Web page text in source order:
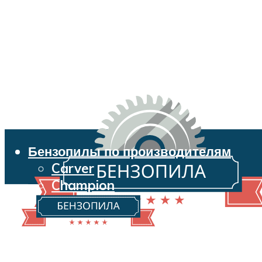
Бензопилы по производителям
Carver
Champion
Echo
Husqvarna